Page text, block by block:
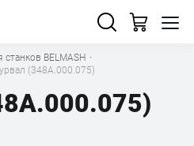
станков BELMASH ·
(348А.000.075)